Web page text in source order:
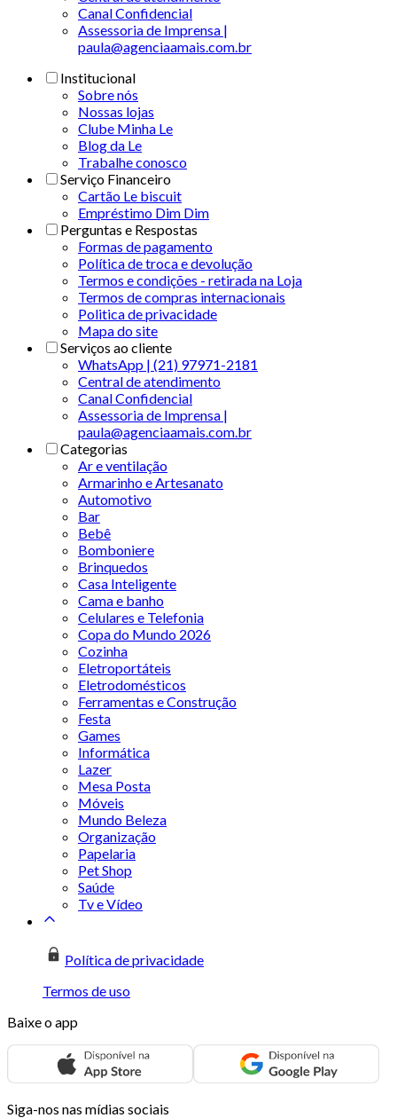
Canal Confidencial
Assessoria de Imprensa |
paula@agenciaamais.com.br
Institucional
Sobre nós
Nossas lojas
Clube Minha Le
Blog da Le
Trabalhe conosco
Serviço Financeiro
Cartão Le biscuit
Empréstimo Dim Dim
Perguntas e Respostas
Formas de pagamento
Política de troca e devolução
Termos e condições - retirada na Loja
Termos de compras internacionais
Politica de privacidade
Mapa do site
Serviços ao cliente
WhatsApp | (21) 97971-2181
Central de atendimento
Canal Confidencial
Assessoria de Imprensa |
paula@agenciaamais.com.br
Categorias
Ar e ventilação
Armarinho e Artesanato
Automotivo
Bar
Bebê
Bomboniere
Brinquedos
Casa Inteligente
Cama e banho
Celulares e Telefonia
Copa do Mundo 2026
Cozinha
Eletroportáteis
Eletrodomésticos
Ferramentas e Construção
Festa
Games
Informática
Lazer
Mesa Posta
Móveis
Mundo Beleza
Organização
Papelaria
Pet Shop
Saúde
Tv e Vídeo
Política de privacidade
Termos de uso
Baixe o app
Siga-nos nas mídias sociais